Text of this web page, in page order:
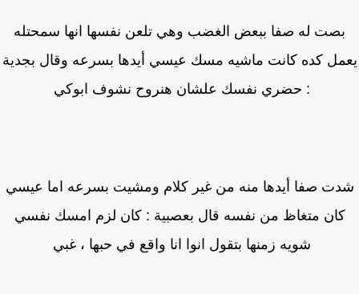
بصت له صفا ببعض الغضب وهي تلعن نفسها انها سمحتله
كده كانت ماشيه مسك عيسي أيدها بسرعه وقال بجدية
: حضري نفسك علشان هنروح نشوف ابوكي
صفا أيدها منه من غير كلام ومشيت بسرعه اما عيسي
كان متغاظ من نفسه قال بعصبية : كان لزم امسك نفسي
شويه زمنها بتقول انوا انا واقع في حبها ، غبي